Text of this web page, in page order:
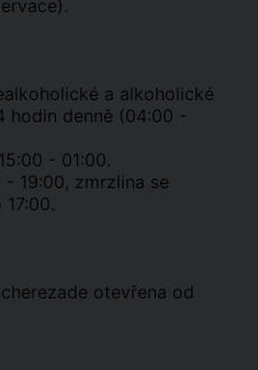
a alkoholické
hodin denně (04:00 -
- 01:00.
- 19:00, zmrzlina se
otevřena od